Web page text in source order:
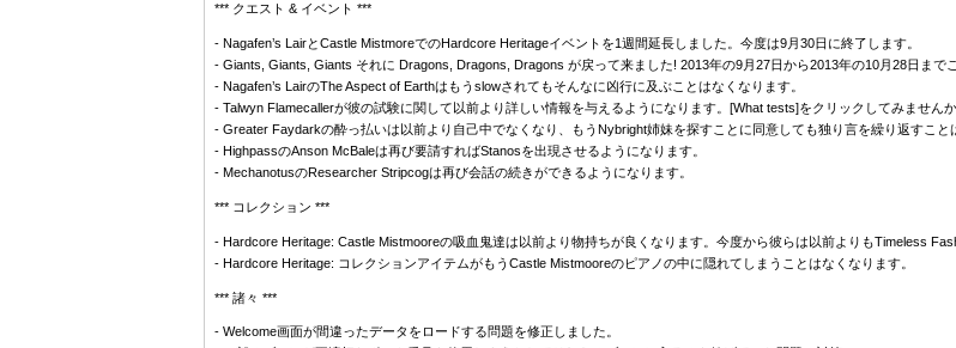
*** クエスト & イベント ***
- Nagafen’s LairとCastle MistmoreでのHardcore Heritageイベントを1週間延長しました。今度は9月30日に終了します。
- Giants, Giants, Giants それに Dragons, Dragons, Dragons が戻って来ました! 2013年の9月27日から2013年の10月28日まで
- Nagafen’s LairのThe Aspect of Earthはもうslowされてもそんなに凶行に及ぶことはなくなります。
- Talwyn Flamecallerが彼の試験に関して以前より詳しい情報を与えるようになります。[What tests]をクリックしてみません
- Greater Faydarkの酔っ払いは以前より自己中でなくなり、もうNybright姉妹を探すことに同意しても独り言を繰り返すこと
- HighpassのAnson McBaleは再び要請すればStanosを出現させるようになります。
- MechanotusのResearcher Stripcogは再び会話の続きができるようになります。
*** コレクション ***
- Hardcore Heritage: Castle Mistmooreの吸血鬼達は以前より物持ちが良くなります。今度から彼らは以前よりもTimeless
- Hardcore Heritage: コレクションアイテムがもうCastle Mistmooreのピアノの中に隠れてしまうことはなくなります。
*** 諸々 ***
- Welcome画面が間違ったデータをロードする問題を修正しました。